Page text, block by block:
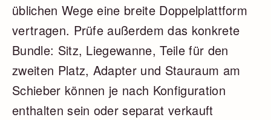
üblichen Wege eine breite Doppelplattform
vertragen. Prüfe außerdem das konkrete
Bundle: Sitz, Liegewanne, Teile für den
zweiten Platz, Adapter und Stauraum am
Schieber können je nach Konfiguration
enthalten sein oder separat verkauft